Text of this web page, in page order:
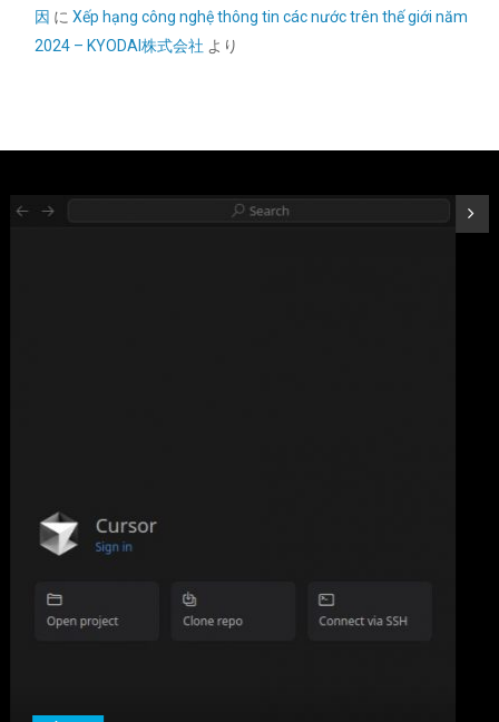
TEAMGROUP (旧称 Team) T-FORCE DELTA RGB DDR5 6000MHz
32GB (16GBx2枚) CL38 PC5-48000 デスクトップ用 メモリ ホワ
因 に Xếp hạng công nghệ thông tin các nước trên thế giới năm
2024 – KYODAI株式会社 より